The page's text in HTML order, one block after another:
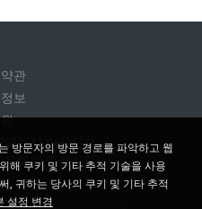
관
보
매하지 마십시오
하지 마십시오
방문자의 방문 경로를 파악하고 웹
해 쿠키 및 기타 추적 기술을 사용
, 귀하는 당사의 쿠키 및 기타 추적
설정 변경